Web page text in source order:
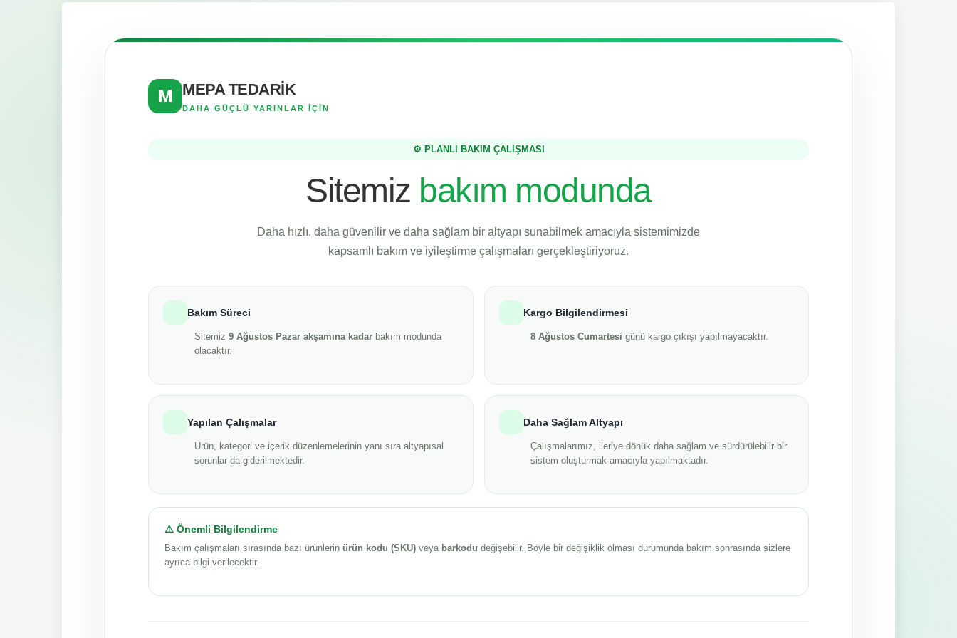
M MEPA TEDARİK
DAHA GÜÇLÜ YARINLAR İÇİN
⚙️ PLANLI BAKIM ÇALIŞMASI
Sitemiz bakım modunda
Daha hızlı, daha güvenilir ve daha sağlam bir altyapı sunabilmek amacıyla sistemimizde
kapsamlı bakım ve iyileştirme çalışmaları gerçekleştiriyoruz.
Bakım Süreci
Sitemiz 9 Ağustos Pazar akşamına kadar bakım modunda
olacaktır.
Kargo Bilgilendirmesi
8 Ağustos Cumartesi günü kargo çıkışı yapılmayacaktır.
Yapılan Çalışmalar
Ürün, kategori ve içerik düzenlemelerinin yanı sıra altyapısal
sorunlar da giderilmektedir.
Daha Sağlam Altyapı
Çalışmalarımız, ileriye dönük daha sağlam ve sürdürülebilir bir
sistem oluşturmak amacıyla yapılmaktadır.
⚠️ Önemli Bilgilendirme
Bakım çalışmaları sırasında bazı ürünlerin ürün kodu (SKU) veya barkodu değişebilir. Böyle bir değişiklik olması durumunda bakım sonrasında sizlere
ayrıca bilgi verilecektir.